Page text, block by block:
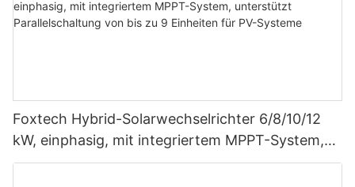
Foxtech Hybrid-Solarwechselrichter 6/8/10/12
kW, einphasig, mit integriertem MPPT-System,
unterstützt Parallelschaltung von bis zu 9